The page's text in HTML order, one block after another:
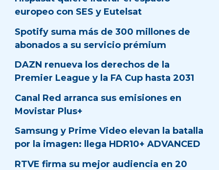
europeo con SES y Eutelsat
Spotify suma más de 300 millones de
abonados a su servicio prémium
DAZN renueva los derechos de la
Premier League y la FA Cup hasta 2031
Canal Red arranca sus emisiones en
Movistar Plus+
Samsung y Prime Video elevan la batalla
por la imagen: llega HDR10+ ADVANCED
RTVE firma su mejor audiencia en 20